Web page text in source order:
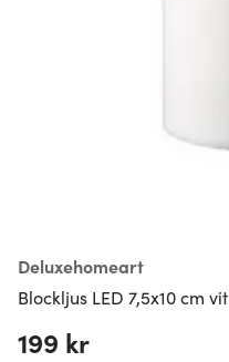
Deluxehomeart
Blockljus LED 7,5x10 cm vit
199 kr